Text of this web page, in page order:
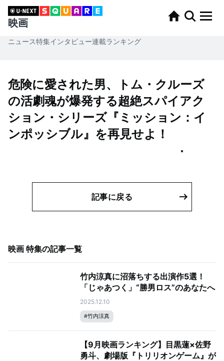
映画
ニュース特集インタビュー連載ランキング
危険に愛された男、トム・クルーズ
の活劇魂が爆発する超絶スパイアク
ション・シリーズ『ミッション：イ
ンポッシブル』を再見せよ！
記事に戻る
映画 特集の記事一覧
竹内涼真に沼落ちする出演作5選！
「じゃあつく」“勝男ロス”のあなたへ
2025.12.10
#竹内涼真
【9月映画ランキング】目黒蓮×佐野
勇斗、劇場版『トリリオンゲーム』が